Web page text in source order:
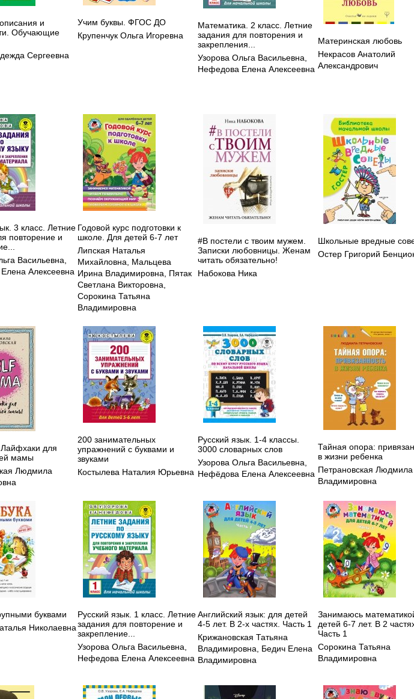
и
Обучающие
Сергеевна
Учим буквы. ФГОС ДО
Крупенчук Ольга Игоревна
Математика. 2 класс. Летние
задания для повторения и
закрепления...
Узорова Ольга Васильевна
Нефедова Елена Алексеевна
Материнская любовь
Некрасов Анатолий
Александрович
3 класс. Летние
повторение и
Васильевна
Алексеевна
Годовой курс подготовки к
школе. Для детей 6-7 лет
Липская Наталья
Михайловна
Мальцева
Ирина Владимировна
Пятак
Светлана Викторовна
Сорокина Татьяна
Владимировна
#В постели с твоим мужем.
Записки любовницы. Женам
читать обязательно!
Набокова Ника
Школьные вредные
Остер Григорий
для
мамы
Людмила
200 занимательных
упражнений с буквами и
звуками
Костылева Наталия Юрьевна
Русский язык. 1-4 классы.
3000 словарных слов
Узорова Ольга Васильевна
Нефёдова Елена Алексеевна
Тайная опора:
в жизни ребенка
Петрановская Людмила
Владимировна
буквами
Николаевна
Русский язык. 1 класс. Летние
задания для повторение и
закрепление...
Узорова Ольга Васильевна
Нефедова Елена Алексеевна
Английский язык: для детей
4-5 лет. В 2-х частях. Часть 1
Крижановская Татьяна
Владимировна
Бедич Елена
Владимировна
Занимаюсь
детей 6-7 лет. В 2
Часть 1
Сорокина Татьяна
Владимировна